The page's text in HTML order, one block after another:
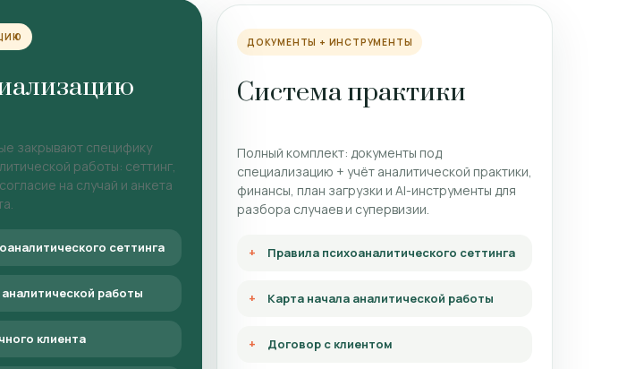
закрывают специфику
работы: сеттинг,
на случай и анкета
сеттинга
работы
клиента
ДОКУМЕНТЫ + ИНСТРУМЕНТЫ
Система практики
Полный комплект: документы под
специализацию + учёт аналитической практики,
финансы, план загрузки и AI-инструменты для
разбора случаев и супервизии.
Правила психоаналитического сеттинга
Карта начала аналитической работы
Договор с клиентом